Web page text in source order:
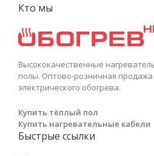
Кто мы
Высококачественные
полы. Оптово-розничная
электрического обогрева.
Купить тёплый пол
Купить нагревательные кабели
Быстрые ссылки